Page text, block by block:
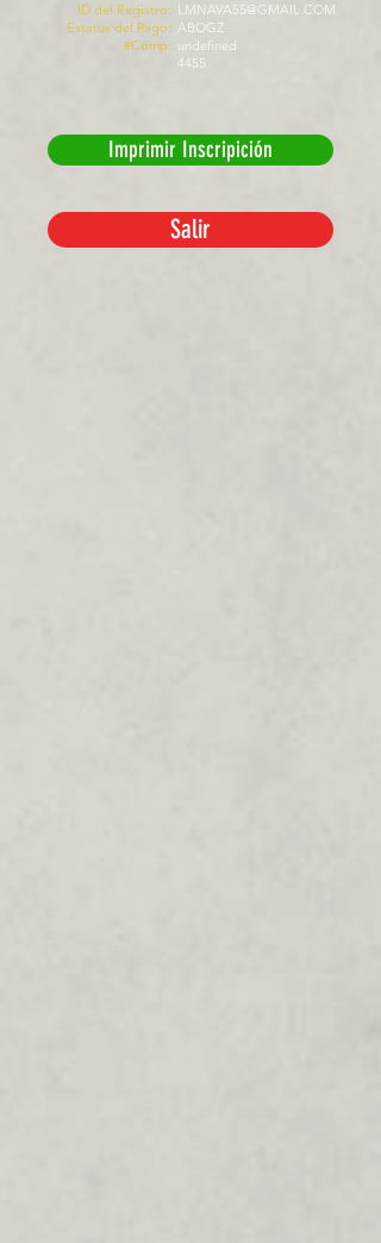
ID del Registro:
Estatus del Pago:
#Comp:
LMNAVA55@GMAIL.COM
ABOGZ
undefined
4455
Imprimir Inscripición
Salir